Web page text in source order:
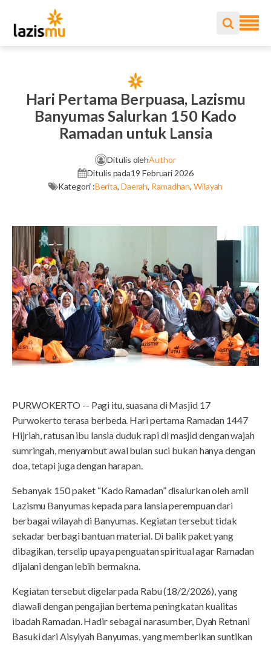
Hari Pertama Berpuasa, Lazismu
Banyumas Salurkan 150 Kado
Ramadan untuk Lansia
Ditulis olehAuthor
Ditulis pada19 Februari 2026
Kategori :Berita, Daerah, Ramadhan,Wilayah
PURWOKERTO -- Pagi itu, suasana di Masjid 17
Purwokerto terasa berbeda. Hari pertama Ramadan 1447
Hijriah, ratusan ibu lansia duduk rapi di masjid dengan wajah
sumringah, menyambut awal bulan suci bukan hanya dengan
doa, tetapi juga dengan harapan.
Sebanyak 150 paket “Kado Ramadan” disalurkan oleh amil
Lazismu Banyumas kepada para lansia perempuan dari
berbagai wilayah di Banyumas. Kegiatan tersebut tidak
sekadar berbagi bantuan material. Di balik paket yang
dibagikan, terselip upaya penguatan spiritual agar Ramadan
dijalani dengan lebih bermakna.
Kegiatan tersebut digelar pada Rabu (18/2/2026), yang
diawali dengan pengajian bertema peningkatan kualitas
ibadah Ramadan. Hadir sebagai narasumber, Dyah Retnani
Basuki dari Aisyiyah Banyumas, yang memberikan suntikan